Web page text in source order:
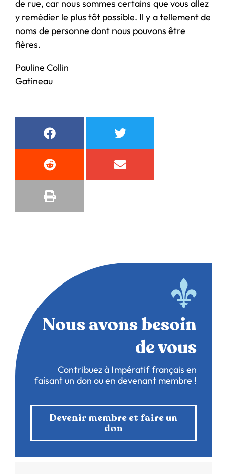
de rue, car nous sommes certains que vous allez
y remédier le plus tôt possible. Il y a tellement de
noms de personne dont nous pouvons être
fières.
Pauline Collin
Gatineau
Nous avons besoin
de vous
Contribuez à Impératif français en
faisant un don ou en devenant membre !
Devenir membre et faire un
don